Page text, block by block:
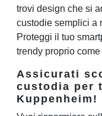
trovi design che si
custodie semplici a
Proteggi il tuo
trendy proprio
Assicurati
custodia per
Kuppenheim!